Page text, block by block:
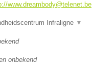
www.dreambody@telenet.be
Infraligne ▼
onbekend